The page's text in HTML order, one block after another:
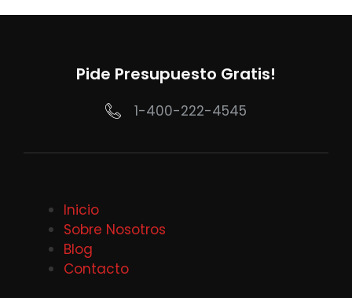
Pide Presupuesto Gratis!
1-400-222-4545
Inicio
Sobre Nosotros
Blog
Contacto